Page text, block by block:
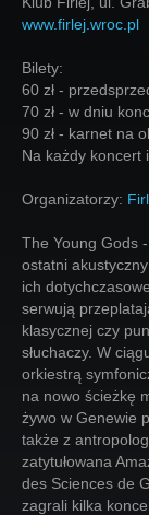
www.firlej.wroc.pl
Bilety:
60 zł -
70 zł - w dniu
90 zł - karnet na
Na każdy koncert
Organizatorzy:
The Young Gods
ostatni
ich
serwują
klasycznej czy
słuchaczy. W
orkiestrą
na nowo ścieżkę
żywo w Genewie
także z
zatytułowana
des Sciences de
zagrali kilka